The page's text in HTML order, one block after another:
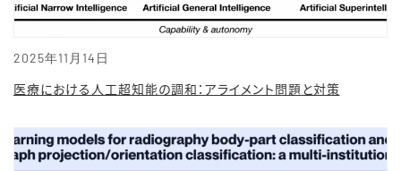
2025年11月14日
医療における人工超知能の調和：アライメント問題と対策